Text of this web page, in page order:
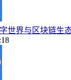
世界与区块链生